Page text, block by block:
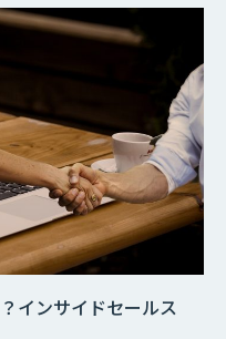
インサイドセールス